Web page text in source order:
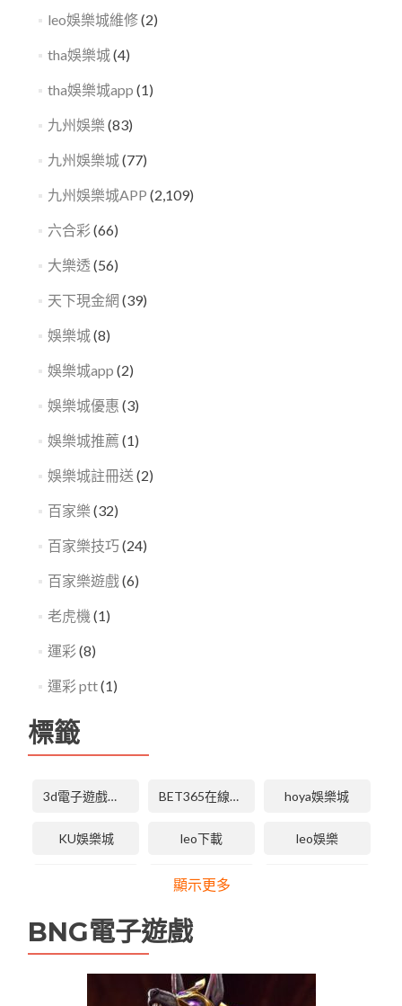
leo娛樂城維修(2)
tha娛樂城(4)
tha娛樂城app (1)
九州娛樂 (83)
九州娛樂城(77)
九州娛樂城APP (2,109)
六合彩(66)
大樂透 (56)
天下現金網 (39)
娛樂城(8)
娛樂城app (2)
娛樂城優惠 (3)
娛樂城推薦 (1)
娛樂城註冊送 (2)
百家樂 (32)
百家樂技巧(24)
百家樂遊戲(6)
老虎機 (1)
運彩(8)
運彩 ptt(1)
標籤
3d電子遊戲技巧 BET365在線體育投注 hoya娛樂城
KU娛樂城 leo下載 leo娛樂
leo娛樂城維修 tha 3d電子
顯示更多
BNG電子遊戲